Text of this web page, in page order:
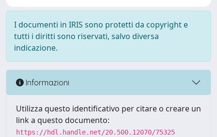
I documenti in IRIS sono protetti da copyright e
tutti i diritti sono riservati, salvo diversa
indicazione.
Informazioni
Utilizza questo identificativo per citare o creare un
link a questo documento:
https://hdl.handle.net/20.500.12070/75325